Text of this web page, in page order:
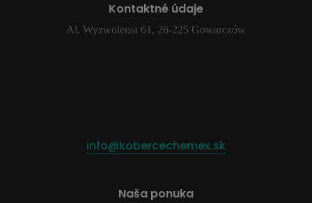
Kontaktné údaje
Al. Wyzwolenia 61, 26-225 Gowarczów
info@kobercechemex.sk
Naša ponuka